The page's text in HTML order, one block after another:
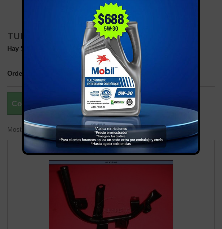
TUBOS
Hay 5 productos.
Ordenar por
Comparar ( )
Mostrando 1 - 5 de 5 items